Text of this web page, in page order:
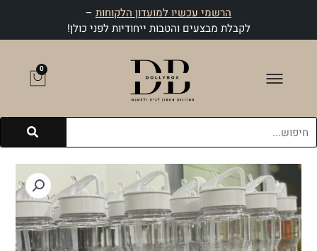
הרשמי עכשיו למועדון הלקוחות –
לקבלת מבצעים והטבות ייחודיות לפני כולן!
0
עגלת